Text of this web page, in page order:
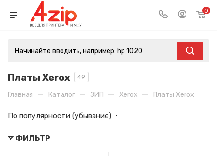
0
Платы Xerox 49
Главная — Каталог — ЗИП — Xerox — Платы Xerox
По популярности (убывание)
ФИЛЬТР